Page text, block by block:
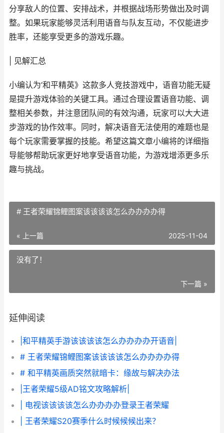
分享敌人的位置、安排战术，并根据战场形势做出及时调
整。如果玩家能够灵活利用语音与队友互动，不仅能进步
胜率，还能享受更多的游戏乐趣。
| 见解汇总
小编认为‘和平精英》这款多人竞技游戏中，语音功能无疑
是提升游戏体验的关键工具。通过合理设置语音功能、调
整相关参数，并注意团队间的有效沟通，玩家可以大大进
步游戏的协作效率。同时，解决语音无法使用的难题也是
每个玩家需要掌握的技能。希望这篇文章小编将的详细指
导能够帮助玩家更好地享受语音功能，为游戏增添更多乐
趣与挑战。
# 王者荣耀锦鲤图案该该该该怎么办办办办得
« 上一篇 2025-11-04
没有了！
下一篇 »
延伸阅读
|和平精英手游该该该该怎么办办办办开语音|
# 王者荣耀锦鲤图案该该该该怎么办办办办得
# 和平精英画质突然就暗卡：缘故与解决办法
|王者荣耀5级AD铭文攻略解析|
| 电视该该该该怎么办办办办登录王者荣耀
| 王者荣耀S20赛季什么时候候候出来？